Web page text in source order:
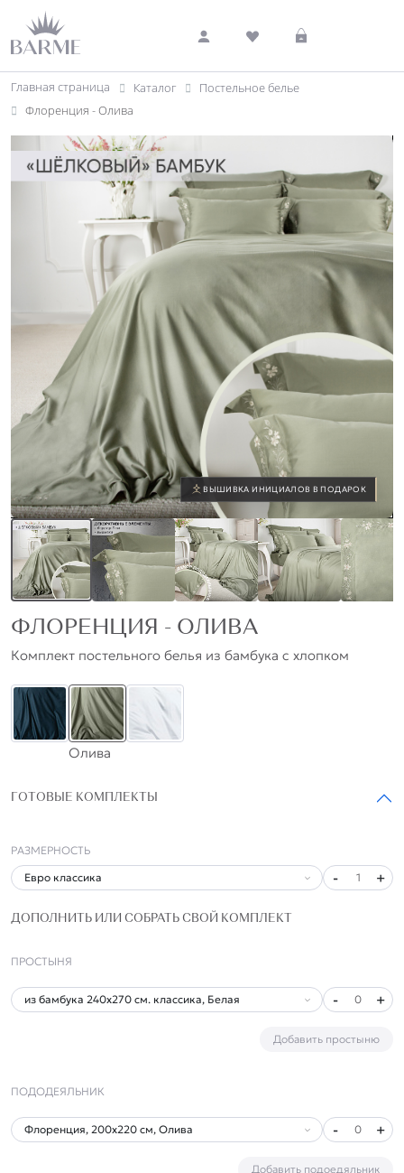
Главная страница Каталог
Постельное белье
Флоренция - Олива
ВЫШИВКА ИНИЦИАЛОВ В ПОДАРОК
ФЛОРЕНЦИЯ - ОЛИВА
Комплект постельного белья из бамбука с хлопком
Олива
ГОТОВЫЕ КОМПЛЕКТЫ
РАЗМЕРНОСТЬ
- 1 +
ДОПОЛНИТЬ ИЛИ СОБРАТЬ СВОЙ КОМПЛЕКТ
ПРОСТЫНЯ
- 0 +
Добавить простыню
ПОДОДЕЯЛЬНИК
- 0 +
Добавить подоедяльник